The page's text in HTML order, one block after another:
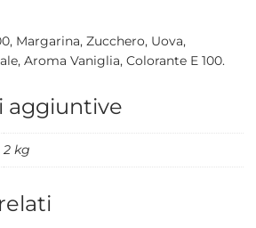
Margarina, Zucchero, Uova,
Aroma Vaniglia, Colorante E 100.
aggiuntive
2 kg